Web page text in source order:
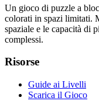
Un gioco di puzzle a
colorati in spazi limitati.
spaziale e le capacità di
complessi.
Risorse
Guide ai Livelli
Scarica il Gioco